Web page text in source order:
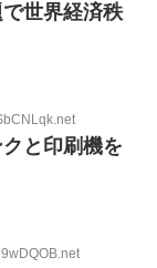
世界経済秩
と印刷機を